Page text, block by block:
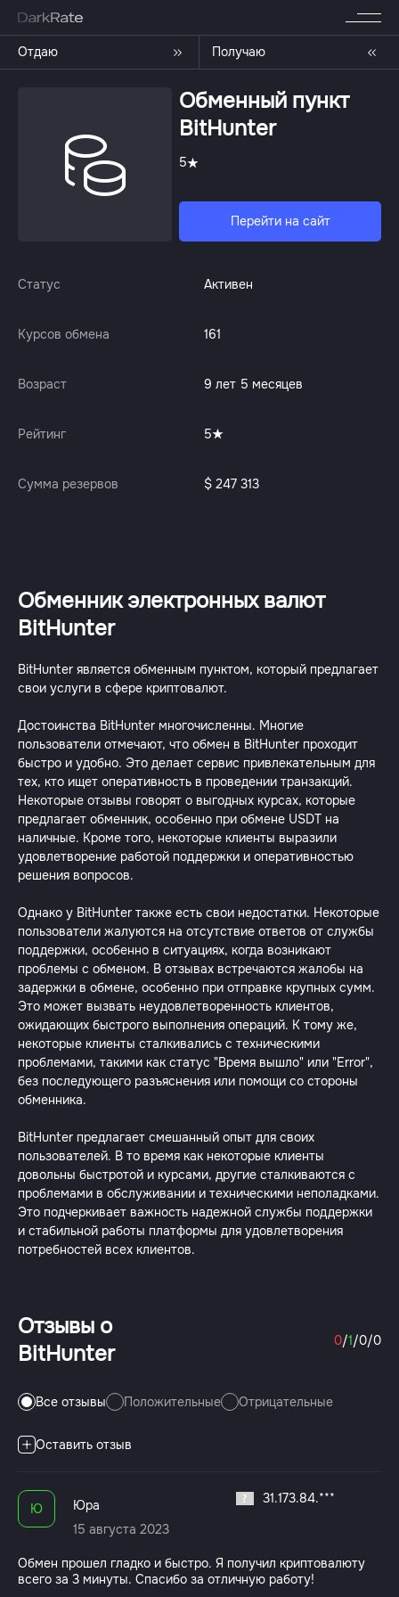
Отдаю Получаю
Обменный пункт
BitHunter
5
Перейти на сайт
Статус Активен
Курсов обмена 161
Возраст 9 лет 5 месяцев
Рейтинг 5
Сумма резервов $ 247 313
Обменник электронных валют
BitHunter
BitHunter является обменным пунктом, который предлагает
свои услуги в сфере криптовалют.
Достоинства BitHunter многочисленны. Многие
пользователи отмечают, что обмен в BitHunter проходит
быстро и удобно. Это делает сервис привлекательным для
тех, кто ищет оперативность в проведении транзакций.
Некоторые отзывы говорят о выгодных курсах, которые
предлагает обменник, особенно при обмене USDT на
наличные. Кроме того, некоторые клиенты выразили
удовлетворение работой поддержки и оперативностью
решения вопросов.
Однако у BitHunter также есть свои недостатки. Некоторые
пользователи жалуются на отсутствие ответов от службы
поддержки, особенно в ситуациях, когда возникают
проблемы с обменом. В отзывах встречаются жалобы на
задержки в обмене, особенно при отправке крупных сумм.
Это может вызвать неудовлетворенность клиентов,
ожидающих быстрого выполнения операций. К тому же,
некоторые клиенты сталкивались с техническими
проблемами, такими как статус "Время вышло" или "Error",
без последующего разъяснения или помощи со стороны
обменника.
BitHunter предлагает смешанный опыт для своих
пользователей. В то время как некоторые клиенты
довольны быстротой и курсами, другие сталкиваются с
проблемами в обслуживании и техническими неполадками.
Это подчеркивает важность надежной службы поддержки
и стабильной работы платформы для удовлетворения
потребностей всех клиентов.
Отзывы о
BitHunter
0/1/0/0
Все отзывы Положительные Отрицательные
Оставить отзыв
Ю
Юра
15 августа 2023
31.173.84.***
Обмен прошел гладко и быстро. Я получил криптовалюту
всего за 3 минуты. Спасибо за отличную работу!